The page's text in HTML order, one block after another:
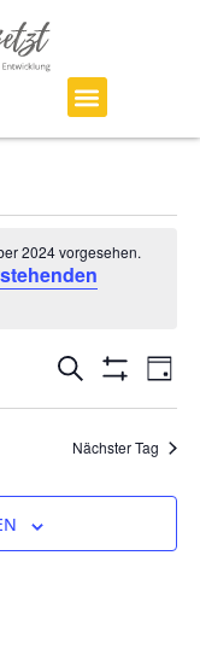
2024 vorgesehen.
Suche
und
SUCHE TAG
Nächster Tag